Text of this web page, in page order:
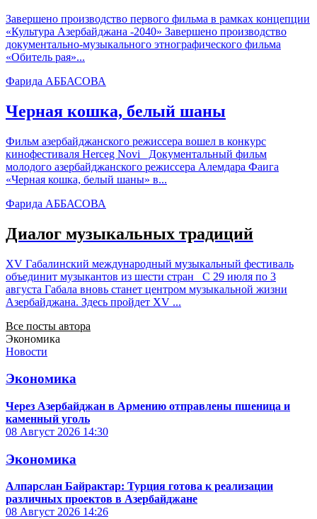
Завершено производство первого фильма в рамках концепции
«Культура Азербайджана -2040» Завершено производство
документально-музыкального этнографического фильма
«Обитель рая»...
Фарида АББАСОВА
Черная кошка, белый шаны
Фильм азербайджанского режиссера вошел в конкурс
кинофестиваля Herceg Novi Документальный фильм
молодого азербайджанского режиссера Алемдара Фаига
«Черная кошка, белый шаны» в...
Фарида АББАСОВА
Диалог музыкальных традиций
XV Габалинский международный музыкальный фестиваль
объединит музыкантов из шести стран С 29 июля по 3
августа Габала вновь станет центром музыкальной жизни
Азербайджана. Здесь пройдет XV ...
Все посты автора
Экономика
Новости
Экономика
Через Азербайджан в Армению отправлены пшеница и
каменный уголь
08 Август 2026 14:30
Экономика
Алпарслан Байрактар: Турция готова к реализации
различных проектов в Азербайджане
08 Август 2026 14:26